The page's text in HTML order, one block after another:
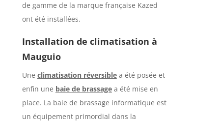
de gamme de la marque française Kazed
ont été installées.
Installation de climatisation à
Mauguio
Une climatisation réversible a été posée et
enfin une baie de brassagea été mise en
place. La baie de brassage informatique est
un équipement primordial dans la